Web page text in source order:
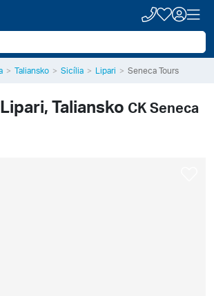
Taliansko Sicília Lipari Seneca Tours
Lipari, Taliansko CK Seneca